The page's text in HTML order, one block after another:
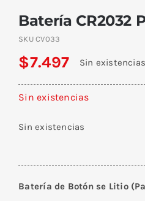
Batería CR2032
SKUCV033
$7.497 Sin existencias
Sin existencias
Sin existencias
Batería de Botón se Litio